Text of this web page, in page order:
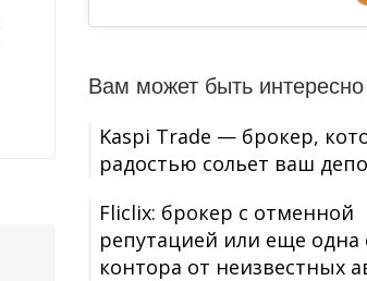
Вам может быть интересно
Kaspi Trade — брокер,
радостью сольет ваш
Fliclix: брокер с отменной
репутацией или еще одна
контора от неизвестных